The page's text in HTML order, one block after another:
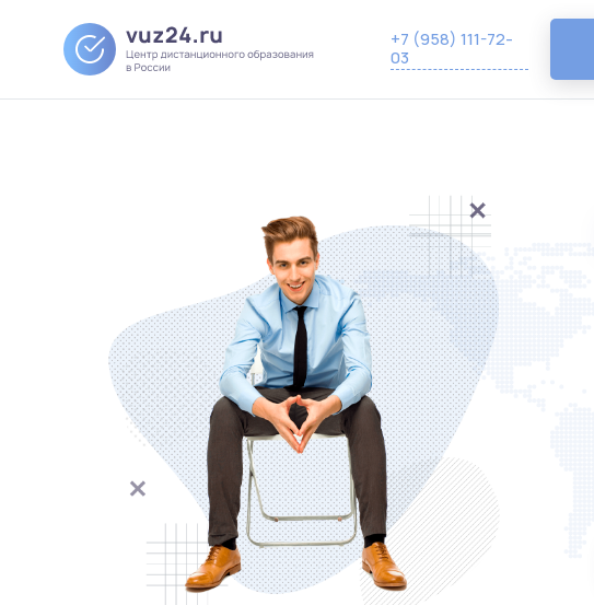
+7 (958) 111-72-
03